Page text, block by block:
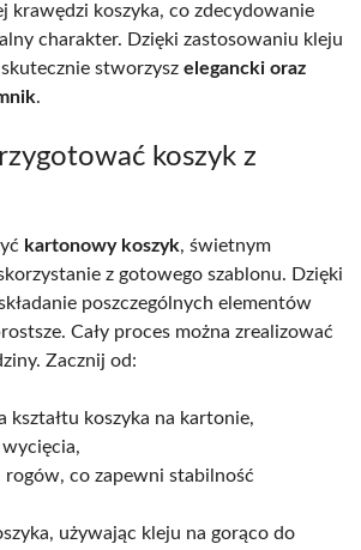
krawędzi koszyka, co zdecydowanie
charakter. Dzięki zastosowaniu kleju
stworzysz elegancki oraz
.
koszyk z
kartonowy koszyk, świetnym
z gotowego szablonu. Dzięki
poszczególnych elementów
Cały proces można zrealizować
Zacznij od:
kształtu koszyka na kartonie,
wycięcia,
co zapewni stabilność
używając kleju na gorąco do